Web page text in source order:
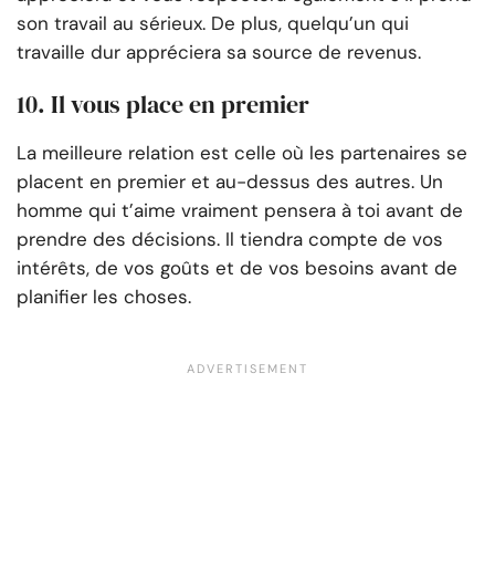
son travail au sérieux. De plus, quelqu’un qui
travaille dur appréciera sa source de revenus.
10. Il vous place en premier
La meilleure relation est celle où les partenaires se
placent en premier et au-dessus des autres. Un
homme qui t’aime vraiment pensera à toi avant de
prendre des décisions. Il tiendra compte de vos
intérêts, de vos goûts et de vos besoins avant de
planifier les choses.